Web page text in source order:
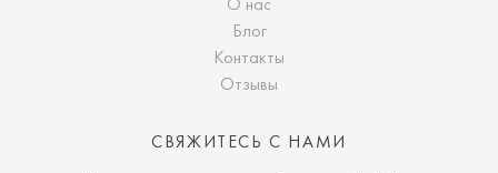
Блог
Контакты
Отзывы
СВЯЖИТЕСЬ С НАМИ